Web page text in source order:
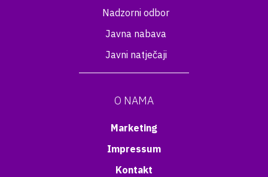
Nadzorni odbor
Javna nabava
Javni natječaji
O NAMA
Marketing
Impressum
Kontakt